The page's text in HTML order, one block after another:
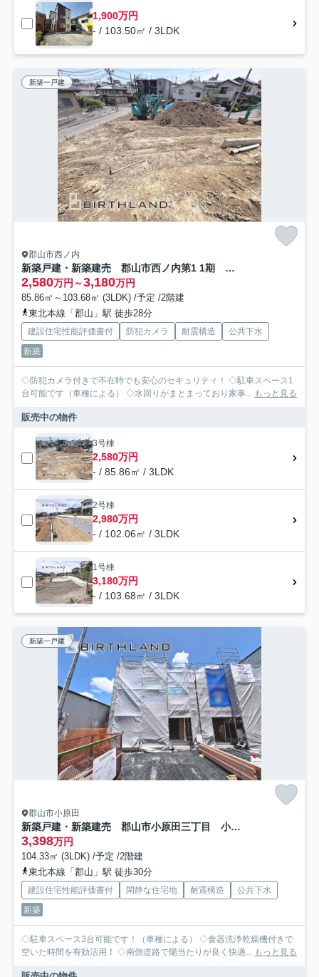
1,900万円
- / 103.50㎡ / 3LDK
新築一戸建
郡山市西ノ内
新築戸建・新築建売 郡山市西ノ内第1 1期 桃見台小・第五中
2,580万円～3,180万円
85.86㎡～103.68㎡ (3LDK) /予定 /2階建
東北本線「郡山」駅 徒歩28分
建設住宅性能評価書付 防犯カメラ 耐震構造
公共下水
新築
◇防犯カメラ付きで不在時でも安心のセキュリティ！ ◇駐車スペース1
台可能です（車種による） ◇水回りがまとまっており家事... もっと見る
販売中の物件
3号棟
2,580万円
- / 85.86㎡ / 3LDK
2号棟
2,980万円
- / 102.06㎡ / 3LDK
1号棟
3,180万円
- / 103.68㎡ / 3LDK
新築一戸建
郡山市小原田
新築戸建・新築建売 郡山市小原田三丁目 小原田小・小原田中
3,398万円
104.33㎡ (3LDK) /予定 /2階建
東北本線「郡山」駅 徒歩30分
建設住宅性能評価書付 閑静な住宅地 耐震構造
公共下水
新築
◇駐車スペース3台可能です！（車種による） ◇食器洗浄乾燥機付きで
空いた時間を有効活用！ ◇南側道路で陽当たりが良く快適... もっと見る